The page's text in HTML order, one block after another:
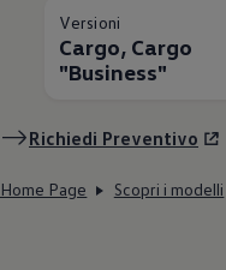
Versioni
Cargo, Cargo
"Business"
Richiedi Preventivo
Home Page Scopri i modelli